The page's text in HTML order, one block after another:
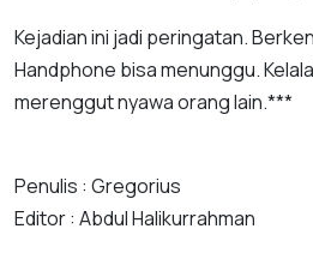
Kejadian ini jadi peringatan.
Handphone bisa menunggu.
merenggut nyawa orang lain.***
Penulis : Gregorius
Editor : Abdul Halikurrahman